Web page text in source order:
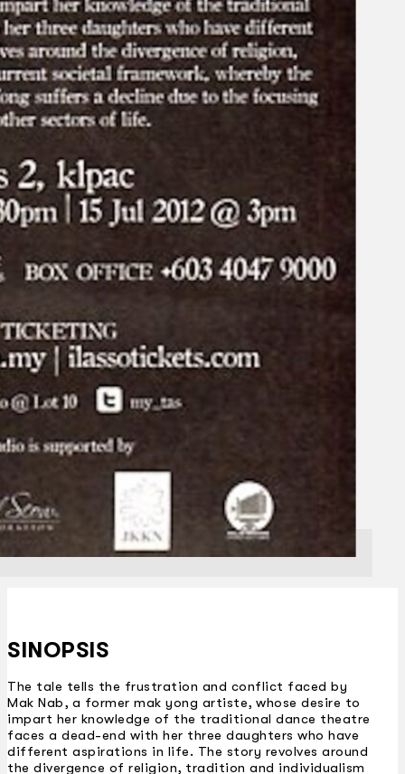
SINOPSIS
The tale tells the frustration and conflict faced by
Mak Nab, a former mak yong artiste, whose desire to
impart her knowledge of the traditional dance theatre
faces a dead-end with her three daughters who have
different aspirations in life. The story revolves around
the divergence of religion, tradition and individualism